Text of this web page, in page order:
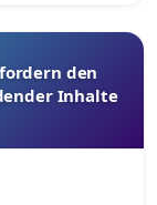
den
Inhalte